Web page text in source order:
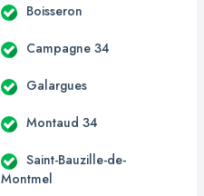
Boisseron
Campagne 34
Galargues
Montaud 34
Saint-Bauzille-de-
Montmel